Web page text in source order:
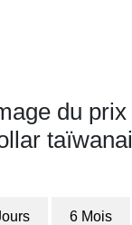
du prix
6 Mois